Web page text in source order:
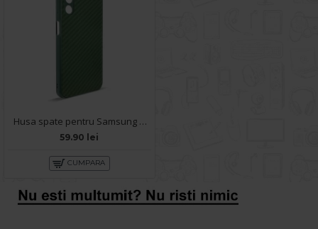
Husa spate pentru Samsung Galaxy A14- Lys case Verde
59.90 lei
CUMPARA